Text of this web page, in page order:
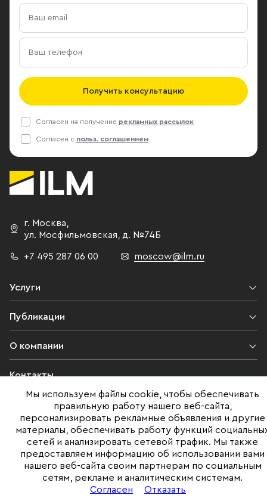
Получить консультацию
Согласен на получение рекламных рассылок
Согласен с польз. соглашением
г. Москва,
ул. Мосфильмовская, д. №74Б
+7 495 287 06 00 moscow@ilm.ru
Услуги
Публикации
О компании
Контакты
Юридическая информация
©ILM 2009-2026. Все права защищены
Представленная на сайте информация, в т.ч. стоимости объектов,
носит информационный характер
и не является публичной офертой. Условия продажи объекта могут
быть изменены собственником без уведомления
Мы используем файлы cookie, чтобы обеспечивать
правильную работу нашего веб-сайта,
персонализировать рекламные объявления и другие
материалы, обеспечивать работу функций
сетей и анализировать сетевой трафик. Мы также
предоставляем информацию об использовании вами
нашего веб-сайта своим партнерам по социальным
сетям, рекламе и аналитическим системам.
Согласен
Отказать